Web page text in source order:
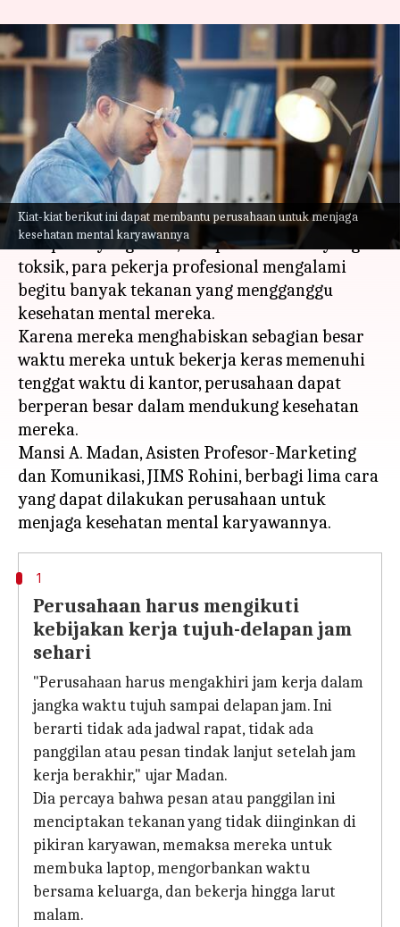
Kiat-kiat berikut ini dapat membantu perusahaan untuk menjaga
kesehatan mental karyawannya
Pakar ungkap bagaimana
perusahaan bisa mendukung
kesehatan mental karyawan
menulis Taufiq Al Jufri Apr 17, 2023 11:26 am
Apa ceritanya
Di era budaya yang penuh dengan kesibukan,
kompetisi yang ketat, dan produktivitas yang
toksik, para pekerja profesional mengalami
begitu banyak tekanan yang mengganggu
kesehatan mental mereka.
Karena mereka menghabiskan sebagian besar
waktu mereka untuk bekerja keras memenuhi
tenggat waktu di kantor, perusahaan dapat
berperan besar dalam mendukung kesehatan
mereka.
Mansi A. Madan, Asisten Profesor-Marketing
dan Komunikasi, JIMS Rohini, berbagi lima cara
yang dapat dilakukan perusahaan untuk
1
Perusahaan harus mengikuti
kebijakan kerja tujuh-delapan jam
sehari
"Perusahaan harus mengakhiri jam kerja dalam
jangka waktu tujuh sampai delapan jam. Ini
berarti tidak ada jadwal rapat, tidak ada
panggilan atau pesan tindak lanjut setelah jam
kerja berakhir," ujar Madan.
Dia percaya bahwa pesan atau panggilan ini
menciptakan tekanan yang tidak diinginkan di
pikiran karyawan, memaksa mereka untuk
membuka laptop, mengorbankan waktu
bersama keluarga, dan bekerja hingga larut
malam.